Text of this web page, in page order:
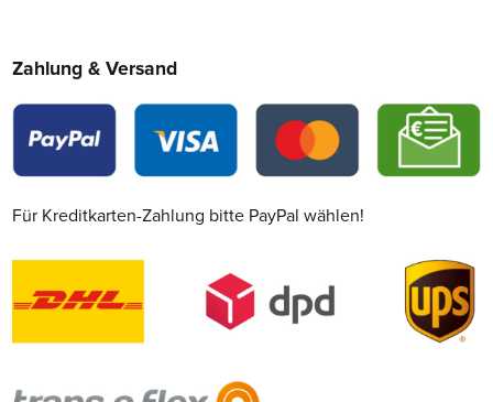
Zahlung & Versand
Für Kreditkarten-Zahlung bitte PayPal wählen!